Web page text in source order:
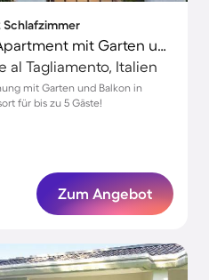
Schlafzimmer
Familienfreundliches Apartment mit Garten und Terrasse | Strand in der Nähe | Haustiere sind willkommen
al Tagliamento, Italien
mit Garten und Balkon in
für bis zu 5 Gäste!
Zum Angebot